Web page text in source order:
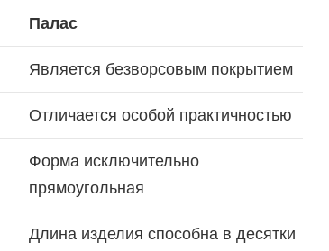
Палас
Является безворсовым покрытием
Отличается особой практичностью
Форма исключительно
прямоугольная
Длина изделия способна в десятки